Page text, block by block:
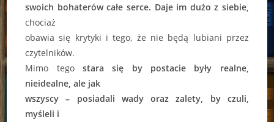
swoich bohaterów całe serce. Daje im dużo z siebie,
chociaż
obawia się krytyki i tego, że nie będą lubiani przez
czytelników.
Mimo tego stara się by postacie były realne,
nieidealne, ale jak
wszyscy – posiadali wady oraz zalety, by czuli,
myśleli i